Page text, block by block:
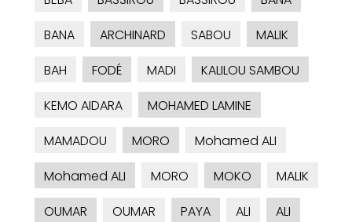
BANA
ARCHINARD SABOU
MALIK
BAH
FODÉ MADI
KALILOU SAMBOU
KEMO AIDARA
MOHAMED LAMINE
MAMADOU
MORO
Mohamed ALI
Mohamed ALI
MORO MOKO
MALIK
OUMAR
OUMAR PAYA ALI
ALI